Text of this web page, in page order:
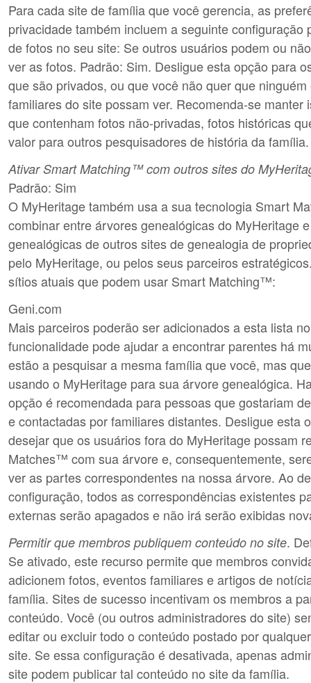
Para cada site de família que você gerencia, as
privacidade também incluem a seguinte configuração
de fotos no seu site: Se outros usuários podem ou
ver as fotos. Padrão: Sim. Desligue esta opção para
que são privados, ou que você não quer que
familiares do site possam ver. Recomenda-se manter
que contenham fotos não-privadas, fotos históricas
valor para outros pesquisadores de história da família.
Ativar Smart Matching™ com outros sites do
Padrão: Sim
O MyHeritage também usa a sua tecnologia Smart
combinar entre árvores genealógicas do MyHeritage
genealógicas de outros sites de genealogia de
pelo MyHeritage, ou pelos seus parceiros
sítios atuais que podem usar Smart Matching™:
Geni.com
Mais parceiros poderão ser adicionados a esta lista
funcionalidade pode ajudar a encontrar parentes há
estão a pesquisar a mesma família que você, mas
usando o MyHeritage para sua árvore genealógica.
opção é recomendada para pessoas que gostariam
e contactadas por familiares distantes. Desligue esta
desejar que os usuários fora do MyHeritage possam
Matches™ com sua árvore e, consequentemente,
ver as partes correspondentes na nossa árvore. Ao
configuração, todos as correspondências existentes
externas serão apagados e não irá serão exibidas
Permitir que membros publiquem conteúdo no site.
Se ativado, este recurso permite que membros
adicionem fotos, eventos familiares e artigos de
família. Sites de sucesso incentivam os membros a
conteúdo. Você (ou outros administradores do site)
editar ou excluir todo o conteúdo postado por
site. Se essa configuração é desativada, apenas
site podem publicar tal conteúdo no site da família.